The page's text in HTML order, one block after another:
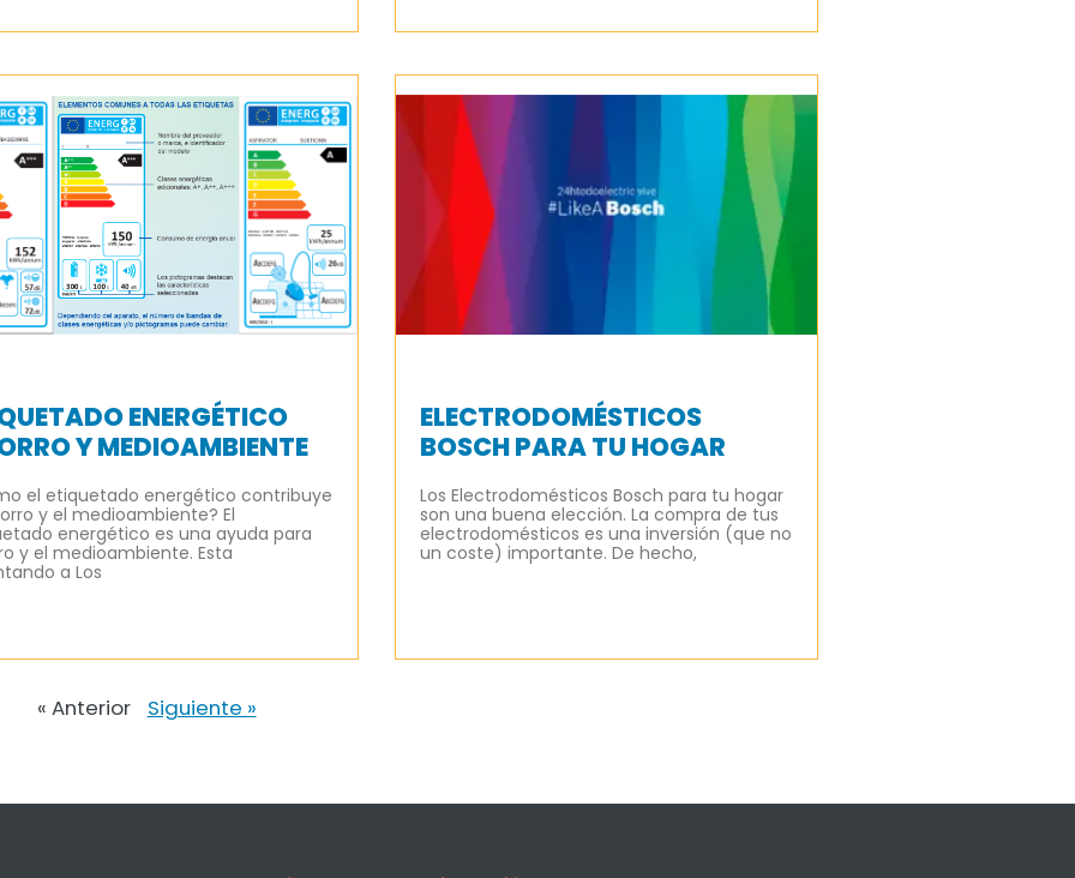
ENERGÉTICO
Y MEDIOAMBIENTE
el etiquetado energético contribuye
y el medioambiente? El
energético es una ayuda para
y el medioambiente. Esta
a Los
ELECTRODOMÉSTICOS
BOSCH PARA TU HOGAR
Los Electrodomésticos Bosch para tu hogar
son una buena elección. La compra de tus
electrodomésticos es una inversión (que no
un coste) importante. De hecho,
« Anterior Siguiente »